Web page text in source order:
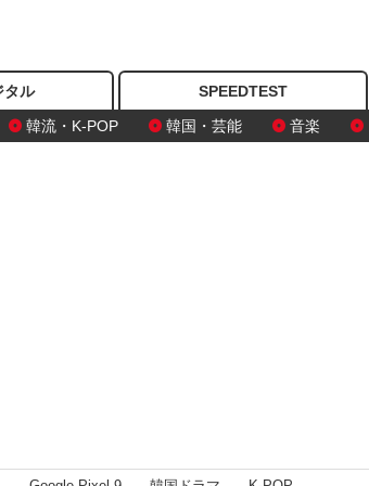
タル SPEEDTEST
韓流・K-POP
韓国・芸能 音楽